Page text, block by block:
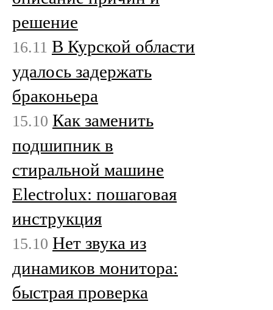
решение
16.11 В Курской области
удалось задержать
браконьера
15.10 Как заменить
подшипник в
стиральной машине
Electrolux: пошаговая
инструкция
15.10 Нет звука из
динамиков монитора:
быстрая проверка